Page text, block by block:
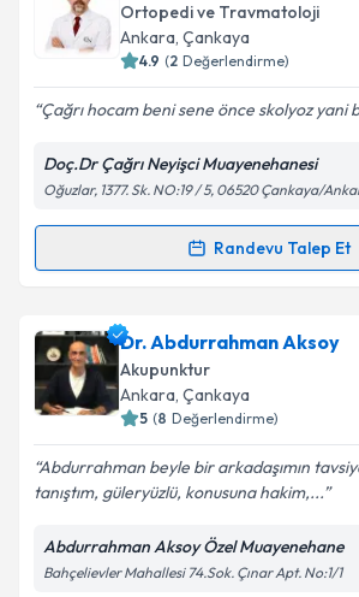
E-posta Adresiniz
Metni'ni okudum ve kişisel
kapsamda işlenmesini kabul
Takvim Talebini
Ortopedi ve Travmatoloji
Ankara, Çankaya
4.9 (2 Değerlendirme)
Çağrı hocam beni sene önce skolyoz yani
Doç.Dr Çağrı Neyişci Muayenehanesi
Oğuzlar, 1377. Sk. NO:19 / 5, 06520 Çankaya/
Randevu Talep Et
Randevu Takvimi Talebi
Doç. Dr. Çağrı Neyişciiçin randevu
oluşturun. Size bu uzmandan randevu
takvim hazırlandığında e-posta ile
Kişisel verilerimin işlenmesine
Metni'ni okudum ve kişisel
Dr. Abdurrahman Aksoy
Akupunktur
Ankara, Çankaya
5 (8 Değerlendirme)
Abdurrahman beyle bir arkadaşımın
tanıştım, güleryüzlü, konusuna hakim,...
Abdurrahman Aksoy Özel Muayenehane
Bahçelievler Mahallesi 74.Sok. Çınar Apt. No:1/1